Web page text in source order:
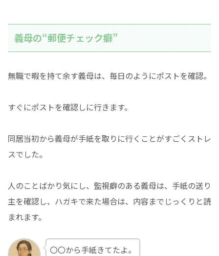
義母の“郵便チェック癖”
無職で暇を持て余す義母は、毎日のようにポストを確認。
すぐにポストを確認しに行きます。
同居当初から義母が手紙を取りに行くことがすごくストレ
スでした。
人のことばかり気にし、監視癖のある義母は、手紙の送り
主を確認し、ハガキで来た場合は、内容までじっくりと読
まれます。
〇〇から手紙きてたよ。